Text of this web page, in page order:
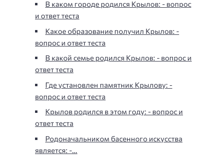
В каком городе родился Крылов: - вопрос
и ответ теста
Какое образование получил Крылов: -
вопрос и ответ теста
В какой семье родился Крылов: - вопрос и
ответ теста
Где установлен памятник Крылову: -
вопрос и ответ теста
Крылов родился в этом году: - вопрос и
ответ теста
Родоначальником басенного искусства
является: -…